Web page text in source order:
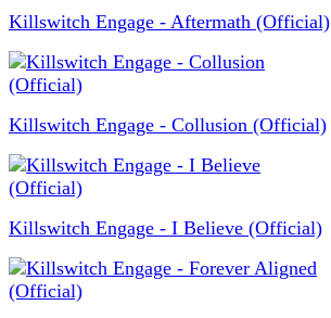
Killswitch Engage - Aftermath (Official)
Killswitch Engage - Collusion (Official)
Killswitch Engage - I Believe (Official)